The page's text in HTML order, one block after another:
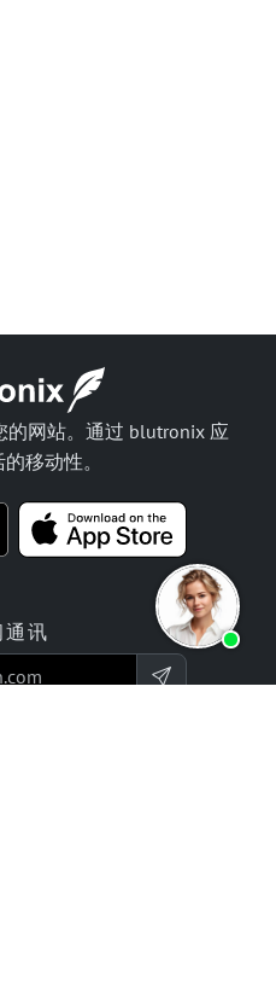
的网站。通过 blutronix 应
移动性。
通讯